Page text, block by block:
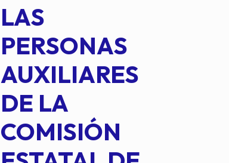
LAS
PERSONAS
AUXILIARES
DE LA
COMISIÓN